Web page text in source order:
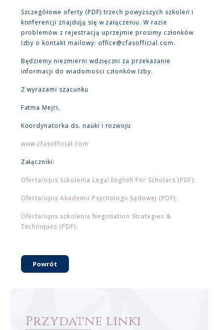
Szczegółowe oferty (PDF) trzech powyższych szkoleń i
konferencji znajdują się w załączeniu. W razie
problemów z rejestracją uprzejmie prosimy członków
Izby o kontakt mailowy: office@cfasofficial.com.
Będziemy niezmierni wdzięczni za przekazanie
informacji do wiadomości członków Izby.
Z wyrazami szacunku
Fatma Mejri,
Koordynatorka ds. nauki i rozwoju
www.cfasofficial.com
Załączniki:
Oferta/opis szkolenia Legal English For Scholars (PDF);
Oferta/opis Akademii Psychologii Sądowej (PDF);
Oferta/opis szkolenia Negotiation Strategies &
Techniques (PDF).
Powrót
Przydatne linki